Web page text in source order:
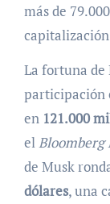
más de
La fortuna de
participación
en 121.000
el
de Musk
dólares, una